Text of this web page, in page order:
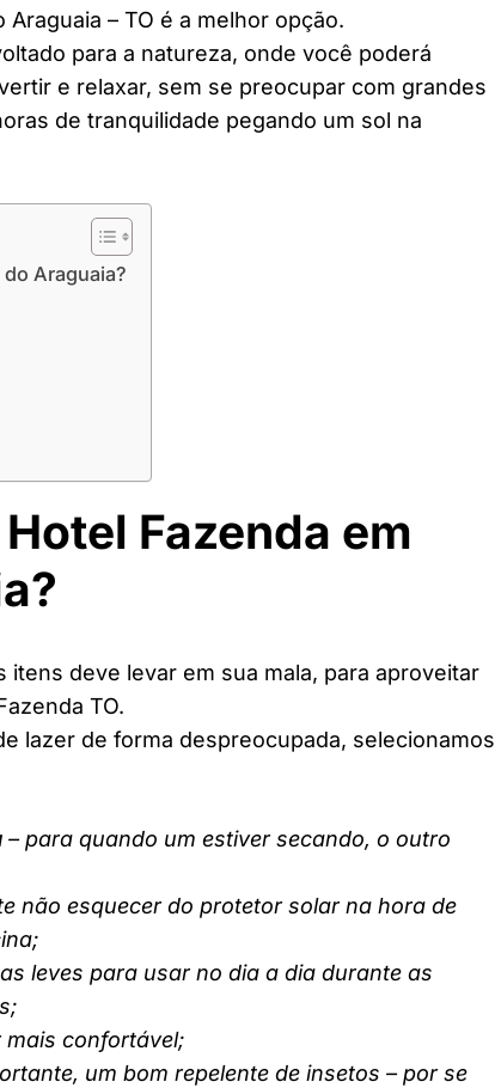
– TO é a melhor opção.
para a natureza, onde você poderá
e relaxar, sem se preocupar com grandes
de tranquilidade pegando um sol na
Araguaia?
Fazenda em
deve levar em sua mala, para aproveitar
TO.
lazer de forma despreocupada, selecionamos
– para quando um estiver secando, o outro
não esquecer do protetor solar na hora de
leves para usar no dia a dia durante as
mais confortável;
um bom repelente de insetos – por se